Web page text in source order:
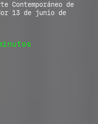
Contemporáneo de
13 de junio de